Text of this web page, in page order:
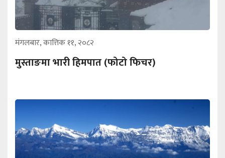
मंगलबार, कात्तिक ११, २०८२
मुस्ताङमा भारी हिमपात (फोटो फिचर)